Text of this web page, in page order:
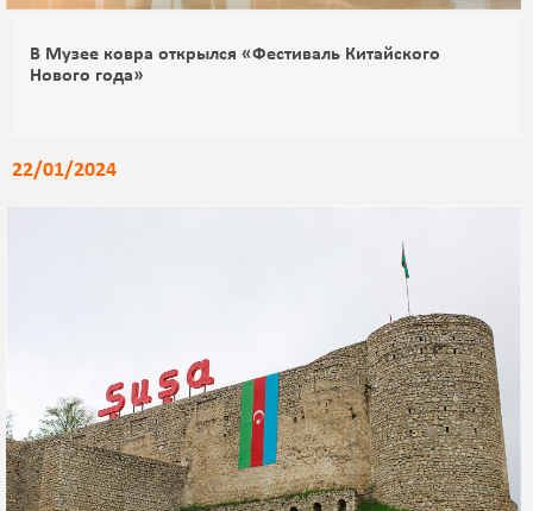
В Музее ковра открылся «Фестиваль Китайского
Нового года»
22/01/2024